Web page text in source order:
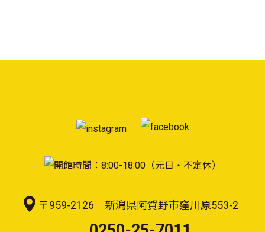
〒959-2126 新潟県阿賀野市窪川原553-2